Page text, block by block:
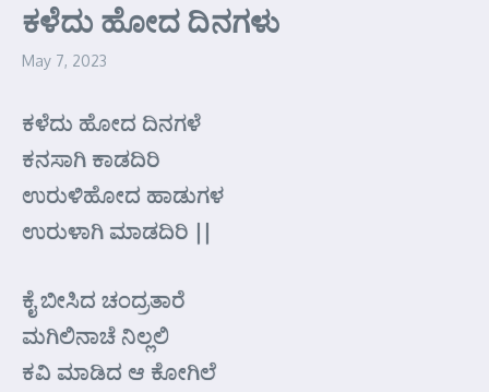
ಕಳೆದು ಹೋದ ದಿನಗಳು
May 7, 2023
ಕಳೆದು ಹೋದ ದಿನಗಳೆ
ಕನಸಾಗಿ ಕಾಡದಿರಿ
ಉರುಳಿಹೋದ ಹಾಡುಗಳ
ಉರುಳಾಗಿ ಮಾಡದಿರಿ ||
ಕೈ ಬೀಸಿದ ಚಂದ್ರತಾರೆ
ಮಗಿಲಿನಾಚೆ ನಿಲ್ಲಲಿ
ಕವಿ ಮಾಡಿದ ಆ ಕೋಗಿಲೆ